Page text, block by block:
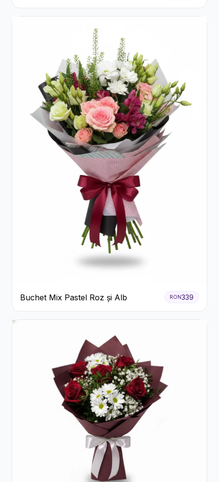
Eucalipt
Buchet Mix Pastel Roz și Alb RON339